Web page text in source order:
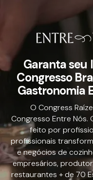
Garanta seu
Congresso
Gastronomia
O Congress
Congresso Entre Nós.
feito por
profissionais
e negócios de
empresários,
restaurantes + de 70